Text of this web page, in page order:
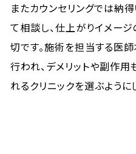
またカウンセリングでは納
て相談し、仕上がりイメー
切です。施術を担当する医
行われ、デメリットや副作用
れるクリニックを選ぶように